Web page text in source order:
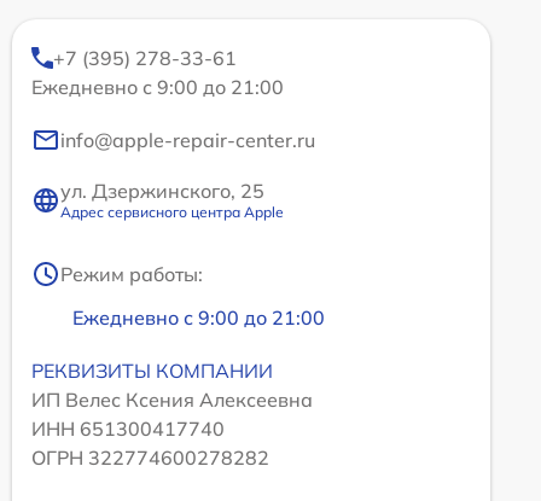
+7 (395) 278-33-61
Ежедневно с 9:00 до 21:00
info@apple-repair-center.ru
ул. Дзержинского, 25
Адрес сервисного центра Apple
Режим работы:
Ежедневно с 9:00 до 21:00
РЕКВИЗИТЫ КОМПАНИИ
ИП Велес Ксения Алексеевна
ИНН 651300417740
ОГРН 322774600278282